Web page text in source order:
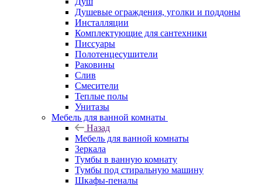
Душевые ограждения, уголки и поддоны
Инсталляции
Комплектующие для сантехники
Писсуары
Полотенцесушители
Раковины
Слив
Смесители
Теплые полы
Унитазы
Мебель для ванной комнаты
Назад
Мебель для ванной комнаты
Зеркала
Тумбы в ванную комнату
Тумбы под стиральную машину
Шкафы-пеналы